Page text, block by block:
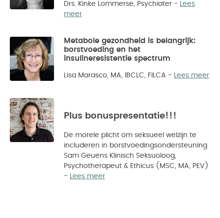
Drs. Kinke Lommerse, Psychiater - Lees
meer
Metabole gezondheid is belangrijk:
borstvoeding en het
insulineresistentie spectrum
Lisa Marasco, MA, IBCLC, FILCA - Lees meer
Plus bonuspresentatie!!!
De morele plicht om seksueel welzijn te
includeren in borstvoedingsondersteuning
Sam Geuens Klinisch Seksuoloog,
Psychotherapeut & Ethicus (MSC, MA, PEV)
- Lees meer